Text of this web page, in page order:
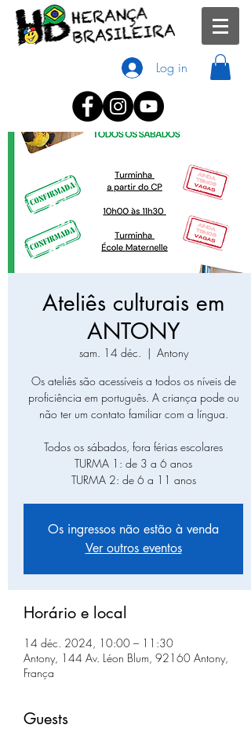
Log in
Ateliês culturais em
ANTONY
sam. 14 déc.
  |
Antony
Os ateliês são acessíveis a todos os níveis de
proficiência em português. A criança pode ou
não ter um contato familiar com a língua.
Todos os sábados, fora férias escolares
TURMA 1: de 3 a 6 anos
TURMA 2: de 6 a 11 anos
Os ingressos não estão à venda
Ver outros eventos
Horário e local
14 déc. 2024, 10:00 – 11:30
Antony, 144 Av. Léon Blum, 92160 Antony,
França
Guests